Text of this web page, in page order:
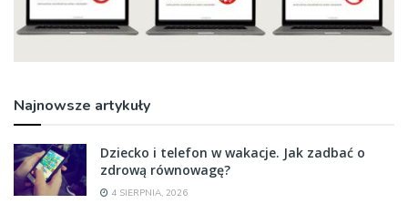
Najnowsze artykuły
Dziecko i telefon w wakacje. Jak zadbać o
zdrową równowagę?
4 SIERPNIA, 2026